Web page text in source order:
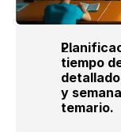
tiempo
y
temario.